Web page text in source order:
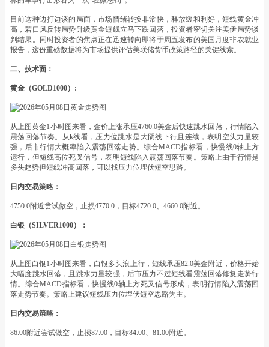
目前这种边打边谈的局面，市场情绪转换非常快，释放缓和利好，短线黄金冲
高，若口风反转局势升级黄金短线立马下跌回落，投资者密切关注美伊局势谈
判结果。同时投资者的焦点正在迅速转向即将于周五发布的美国月度非农就业
报告，这份重磅数据将为市场提供评估美联储货币政策路径的关键线索。
二、技术面：
黄金（GOLD1000）:
从上图黄金1小时图来看，金价上涨承压4760.0美金后快速跳水回落，行情陷入
震荡回落节奏。从k线看，压力位跳水是大阴线下行且连续，表明空头力量较
强，后市行情大概率陷入震荡回落走势。综合MACD指标看，快慢线0轴上方
运行，但短线高位死叉信号，表明短线陷入震荡回落节奏。策略上由于行情是
多头趋势但短线冲高回落，可以找压力位埋伏短空思路。
日内交易策略：
4750.0附近尝试做空，止损4770.0，目标4720.0、4660.0附近。
白银（SILVER1000）：
从上图白银1小时图来看，白银多头浪上行，短线承压82.0美金附近，价格开始
大幅度跳水回落，且跳水力量较强，后市压力不过短线看震荡回落修复走势行
情。综合MACD指标看，快慢线0轴上方死叉信号形成，表明行情陷入震荡回
落走势节奏。策略上建议短线压力位埋伏短空思路为主。
日内交易策略：
86.00附近尝试做空，止损87.00，目标84.00、81.00附近。